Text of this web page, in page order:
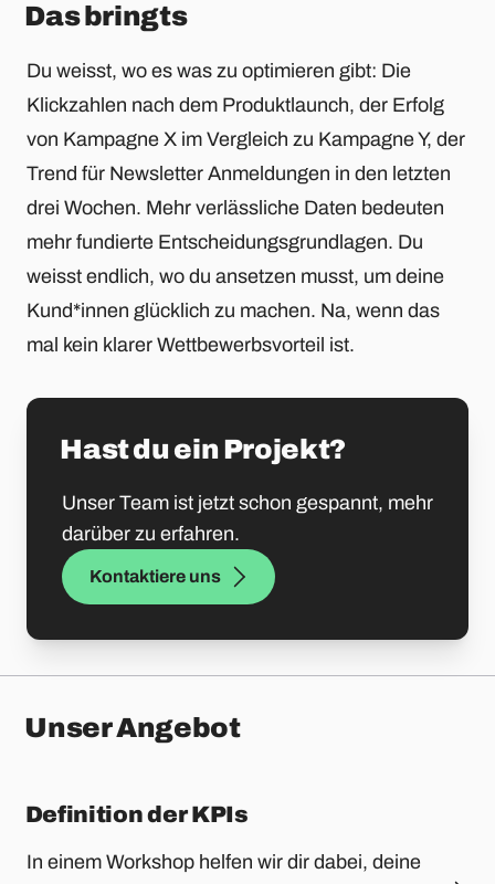
Das bringts
Du weisst, wo es was zu optimieren gibt: Die
Klickzahlen nach dem Produktlaunch, der Erfolg
von Kampagne X im Vergleich zu Kampagne Y, der
Trend für Newsletter Anmeldungen in den letzten
drei Wochen. Mehr verlässliche Daten bedeuten
mehr fundierte Entscheidungsgrundlagen. Du
weisst endlich, wo du ansetzen musst, um deine
Kund*innen glücklich zu machen. Na, wenn das
mal kein klarer Wettbewerbsvorteil ist.
Hast du ein Projekt?
Unser Team ist jetzt schon gespannt, mehr
darüber zu erfahren.
Kontaktiere uns
Unser Angebot
Definition der KPIs
In einem Workshop helfen wir dir dabei, deine